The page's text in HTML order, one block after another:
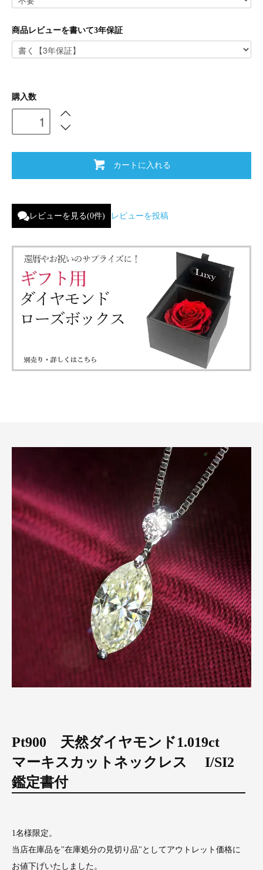
商品レビューを書いて3年保証
購入数
カートに入れる
レビューを見る(0件) レビューを投稿
Pt900 天然ダイヤモンド1.019ct
マーキスカットネックレス I/SI2
鑑定書付
1名様限定。
当店在庫品を"在庫処分の見切り品"としてアウトレット価格に
お値下げいたしました。